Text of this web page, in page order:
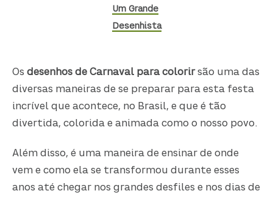
Um Grande
Desenhista
Osdesenhos de Carnaval para colorirsão uma das
diversas maneiras de se preparar para esta festa
incrível que acontece, no Brasil, e que é tão
divertida, colorida e animada como o nosso povo.
Além disso, é uma maneira de ensinar de onde
vem e como ela se transformou durante esses
anos até chegar nos grandes desfiles e nos dias de